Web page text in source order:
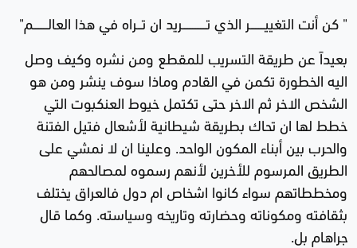
" كن أنت التغييـــــــــر الذي تـــــــــــــــريد ان تـــراه في هذا العالـــــــــم"
بعيداً عن طريقة التسريب للمقطع ومن نشره وكيف وصل
اليه الخطورة تكمن في القادم وماذا سوف ينشر ومن هو
الشخص الاخر ثم الاخر حتى تكتمل خيوط العنكبوت التي
خطط لها ان تحاك بطريقة شيطانية لأشعال فتيل الفتنة
والحرب بين أبناء المكون الواحد. وعلينا ان لا نمشي على
الطريق المرسوم للأخرين لأنهم رسموه لمصالحهم
ومخططاتهم سواء كانوا اشخاص ام دول فالعراق يختلف
بثقافته ومكوناته وحضارته وتاريخه وسياسته. وكما قال
جراهام بل.